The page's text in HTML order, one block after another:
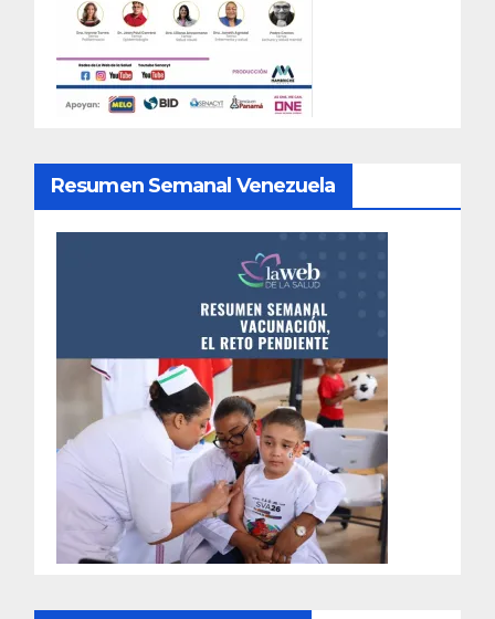
Resumen Semanal Venezuela